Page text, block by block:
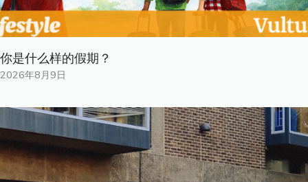
你是什​​么样的假期？
2026年8月9日